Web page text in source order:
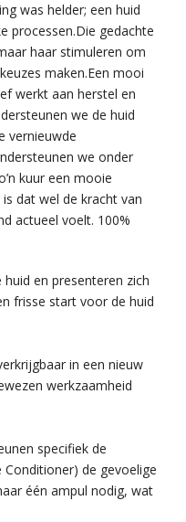
was helder; een huid
processen.Die gedachte
haar stimuleren om
maken.Een mooi
werkt aan herstel en
we de huid
vernieuwde
we onder
kuur een mooie
dat wel de kracht van
actueel voelt. 100%
en presenteren zich
frisse start voor de huid
in een nieuw
werkzaamheid
specifiek de
Conditioner) de gevoelige
één ampul nodig, wat